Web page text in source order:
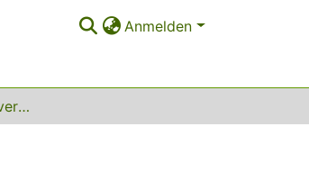
Anmelden
Zeitautonom Teilzeit versus Vollzeit arbeitende Männer